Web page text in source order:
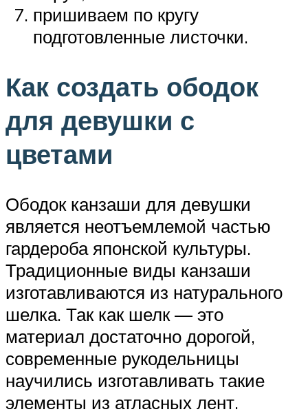
пришиваем по кругу
подготовленные листочки.
Как создать ободок
для девушки с
цветами
Ободок канзаши для девушки
является неотъемлемой частью
гардероба японской культуры.
Традиционные виды канзаши
изготавливаются из натурального
шелка. Так как шелк — это
материал достаточно дорогой,
современные рукодельницы
научились изготавливать такие
элементы из атласных лент.